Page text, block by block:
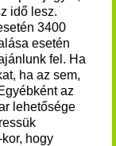
idő lesz.
3400
esetén
fel. Ha
ha az sem,
az
lehetősége
hogy